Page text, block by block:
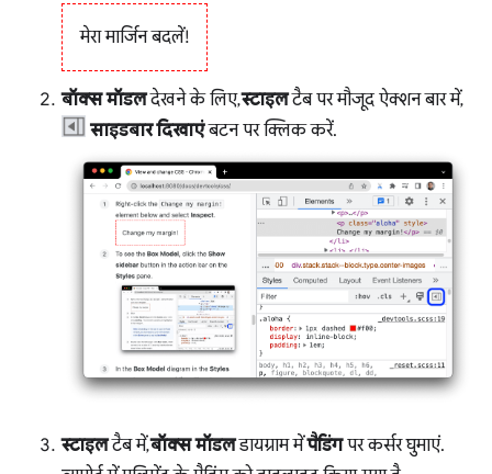
मेरा मार्जिन बदलें!
बॉक्स मॉडलदेखने के लिए,स्टाइलटैब पर मौजूद ऐक्शन बार में,
साइडबार दिखाएंबटन पर क्लिक करें.
स्टाइलटैब में,बॉक्स मॉडलडायग्राम मेंपैडिंगपर कर्सर घुमाएं.